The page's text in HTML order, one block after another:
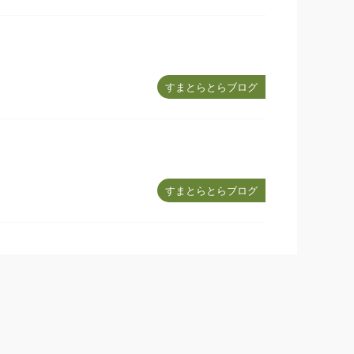
すまとらとらブログ
すまとらとらブログ